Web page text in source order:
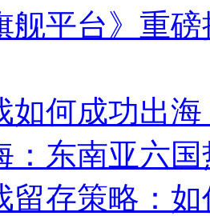
舰平台》重
如何成功出
：东南亚六
留存策略：